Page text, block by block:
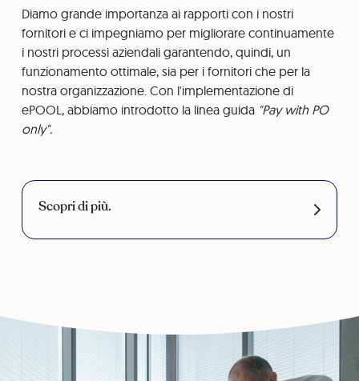
Diamo grande importanza ai rapporti con i nostri
fornitori e ci impegniamo per migliorare continuamente
i nostri processi aziendali garantendo, quindi, un
funzionamento ottimale, sia per i fornitori che per la
nostra organizzazione. Con l'implementazione di
ePOOL, abbiamo introdotto la linea guida "Pay with PO
only".
Scopri di più.